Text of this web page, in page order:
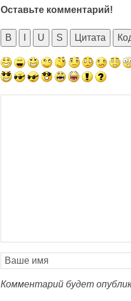
Оставьте комментарий!
B U S Цитата
Комментарий будет